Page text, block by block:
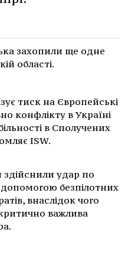
захопили ще одне
області.
тиск на Європейські
конфлікту в Україні
в Сполучених
ISW.
здійснили удар по
безпілотних
внаслідок чого
важлива